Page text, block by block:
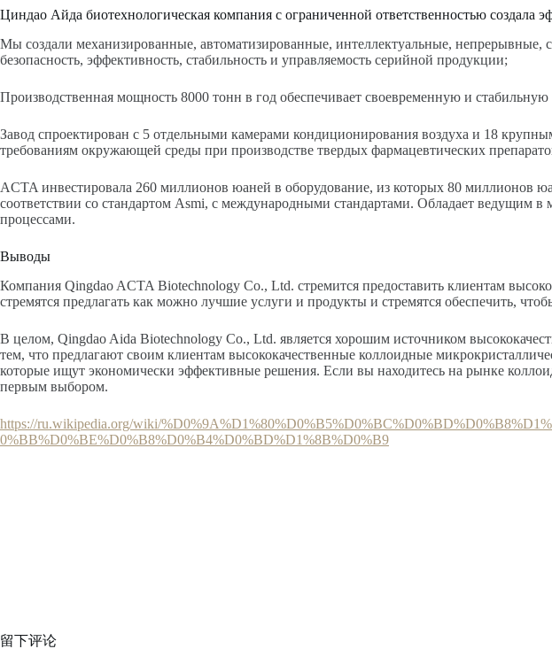
Циндао Айда биотехнологическая компания с ограниченной ответственностью создала
Мы создали механизированные, автоматизированные, интеллектуальные, непрерывные,
безопасность, эффективность, стабильность и управляемость серийной продукции;
Производственная мощность 8000 тонн в год обеспечивает своевременную и стабильную
Завод спроектирован с 5 отдельными камерами кондиционирования воздуха и 18
требованиям окружающей среды при производстве твердых фармацевтических
ACTA инвестировала 260 миллионов юаней в оборудование, из которых 80 миллионов
соответствии со стандартом Asmi, с международными стандартами. Обладает ведущим
процессами.
Выводы
Компания Qingdao ACTA Biotechnology Co., Ltd. стремится предоставить клиентам
стремятся предлагать как можно лучшие услуги и продукты и стремятся обеспечить,
В целом, Qingdao Aida Biotechnology Co., Ltd. является хорошим источником
тем, что предлагают своим клиентам высококачественные коллоидные
которые ищут экономически эффективные решения. Если вы находитесь на рынке
первым выбором.
https://ru.wikipedia.org/wiki/
0%BB%D0%BE%D0%B8%D0%B4%D0%BD%D1%8B%D0%B9
留下评论